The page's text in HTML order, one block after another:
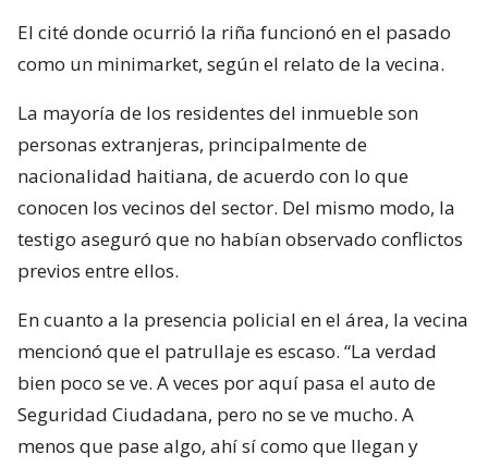
El cité donde ocurrió la riña funcionó en el pasado
como un minimarket, según el relato de la vecina.
La mayoría de los residentes del inmueble son
personas extranjeras, principalmente de
nacionalidad haitiana, de acuerdo con lo que
conocen los vecinos del sector. Del mismo modo, la
testigo aseguró que no habían observado conflictos
previos entre ellos.
En cuanto a la presencia policial en el área, la vecina
mencionó que el patrullaje es escaso. “La verdad
bien poco se ve. A veces por aquí pasa el auto de
Seguridad Ciudadana, pero no se ve mucho. A
menos que pase algo, ahí sí como que llegan y